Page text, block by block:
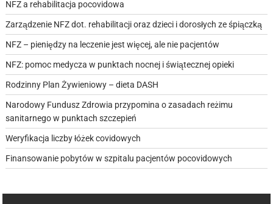
NFZ a rehabilitacja pocovidowa
Zarządzenie NFZ dot. rehabilitacji oraz dzieci i dorosłych ze śpiączką
NFZ – pieniędzy na leczenie jest więcej, ale nie pacjentów
NFZ: pomoc medycza w punktach nocnej i świątecznej opieki
Rodzinny Plan Żywieniowy – dieta DASH
Narodowy Fundusz Zdrowia przypomina o zasadach reżimu
sanitarnego w punktach szczepień
Weryfikacja liczby łóżek covidowych
Finansowanie pobytów w szpitalu pacjentów pocovidowych